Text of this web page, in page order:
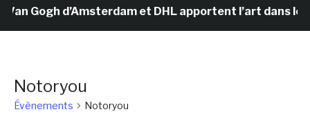
Van Gogh d’Amsterdam et DHL apportent l’art dans
Notoryou
Évènements Notoryou